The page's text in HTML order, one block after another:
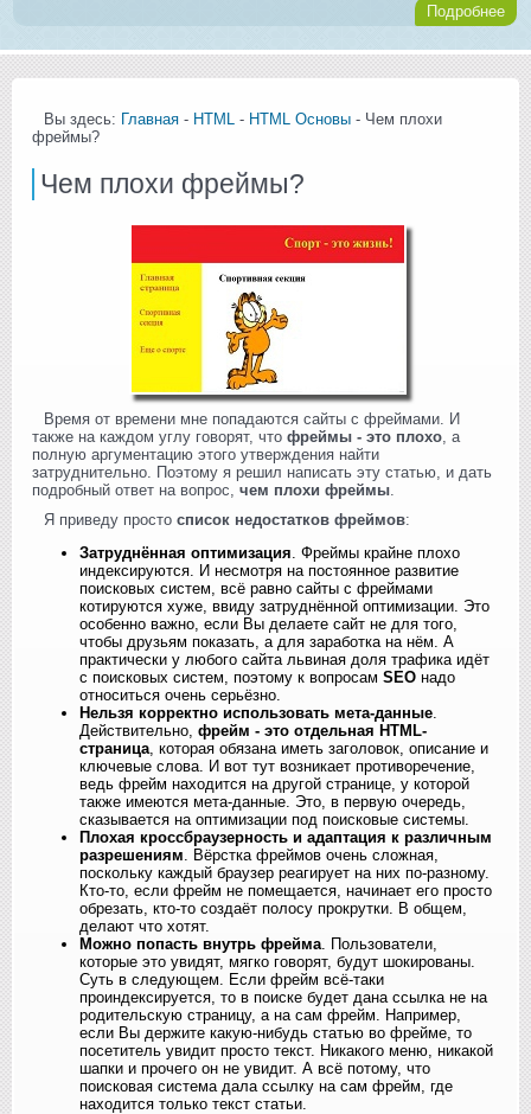
Подробнее
Вы здесь: Главная - HTML - HTML Основы - Чем плохи
фреймы?
Чем плохи фреймы?
Время от времени мне попадаются сайты с фреймами. И
также на каждом углу говорят, что фреймы - это плохо , а
полную аргументацию этого утверждения найти
затруднительно. Поэтому я решил написать эту статью, и дать
подробный ответ на вопрос, чем плохи фреймы
Я приведу просто список недостатков фреймов:
Затруднённая оптимизация . Фреймы крайне плохо
индексируются. И несмотря на постоянное развитие
поисковых систем, всё равно сайты с фреймами
котируются хуже, ввиду затруднённой оптимизации. Это
особенно важно, если Вы делаете сайт не для того,
чтобы друзьям показать, а для заработка на нём. А
практически у любого сайта львиная доля трафика идёт
с поисковых систем, поэтому к вопросам SEO надо
относиться очень серьёзно.
Нельзя корректно использовать мета-данные
Действительно, фрейм - это отдельная HTML-
страница , которая обязана иметь заголовок, описание и
ключевые слова. И вот тут возникает противоречение,
ведь фрейм находится на другой странице, у которой
также имеются мета-данные. Это, в первую очередь,
сказывается на оптимизации под поисковые системы.
Плохая кроссбраузерность и адаптация к различным
разрешениям . Вёрстка фреймов очень сложная,
поскольку каждый браузер реагирует на них по-разному.
Кто-то, если фрейм не помещается, начинает его просто
обрезать, кто-то создаёт полосу прокрутки. В общем,
делают что хотят.
Можно попасть внутрь фрейма . Пользователи,
которые это увидят, мягко говорят, будут шокированы.
Суть в следующем. Если фрейм всё-таки
проиндексируется, то в поиске будет дана ссылка не на
родительскую страницу, а на сам фрейм. Например,
если Вы держите какую-нибудь статью во фрейме, то
посетитель увидит просто текст. Никакого меню, никакой
шапки и прочего он не увидит. А всё потому, что
поисковая система дала ссылку на сам фрейм, где
находится только текст статьи.